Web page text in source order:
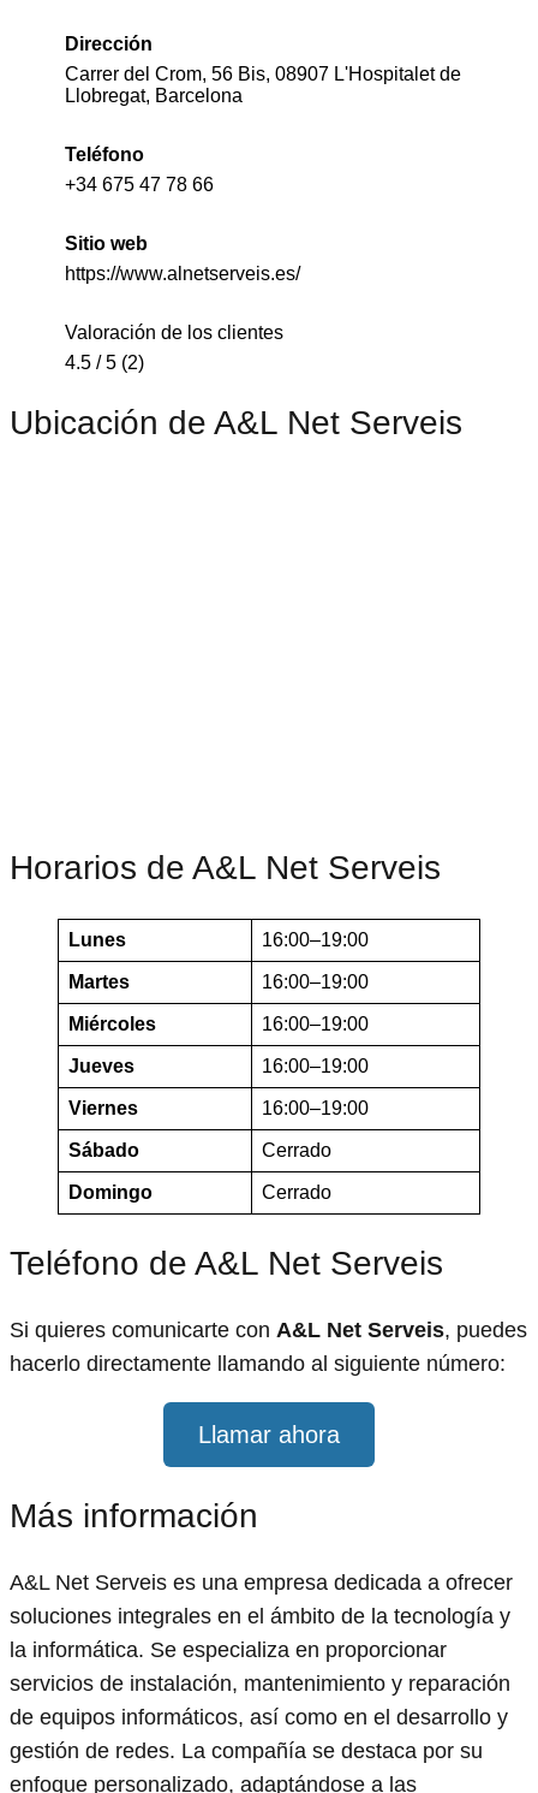
Dirección
Carrer del Crom, 56 Bis, 08907 L'Hospitalet de
Llobregat, Barcelona
Teléfono
+34 675 47 78 66
Sitio web
https://www.alnetserveis.es/
Valoración de los clientes
4.5 / 5 (2)
Ubicación de A&L Net Serveis
Horarios de A&L Net Serveis
Lunes 16:00–19:00
Martes 16:00–19:00
Miércoles 16:00–19:00
Jueves 16:00–19:00
Viernes 16:00–19:00
Sábado Cerrado
Domingo Cerrado
Teléfono de A&L Net Serveis
Si quieres comunicarte con A&L Net Serveis, puedes
hacerlo directamente llamando al siguiente número:
Llamar ahora
Más información
A&L Net Serveis es una empresa dedicada a ofrecer
soluciones integrales en el ámbito de la tecnología y
la informática. Se especializa en proporcionar
servicios de instalación, mantenimiento y reparación
de equipos informáticos, así como en el desarrollo y
gestión de redes. La compañía se destaca por su
enfoque personalizado, adaptándose a las